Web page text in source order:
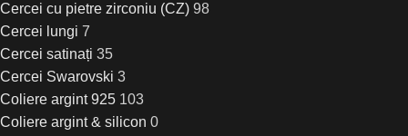
Cercei cu pietre zirconiu (CZ) 98
Cercei lungi 7
Cercei satinați 35
Cercei Swarovski 3
Coliere argint 925 103
Coliere argint & silicon 0